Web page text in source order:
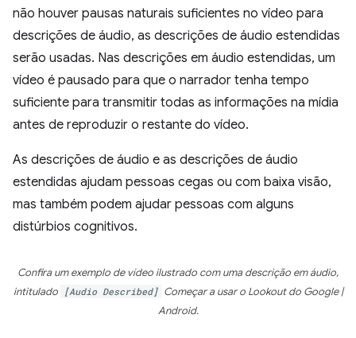
não houver pausas naturais suficientes no vídeo para
descrições de áudio, as descrições de áudio estendidas
serão usadas. Nas descrições em áudio estendidas, um
vídeo é pausado para que o narrador tenha tempo
suficiente para transmitir todas as informações na mídia
antes de reproduzir o restante do vídeo.
As descrições de áudio e as descrições de áudio
estendidas ajudam pessoas cegas ou com baixa visão,
mas também podem ajudar pessoas com alguns
distúrbios cognitivos.
Confira um exemplo de vídeo ilustrado com uma descrição em áudio,
intitulado [Audio Described] Começar a usar o Lookout do Google |
Android.